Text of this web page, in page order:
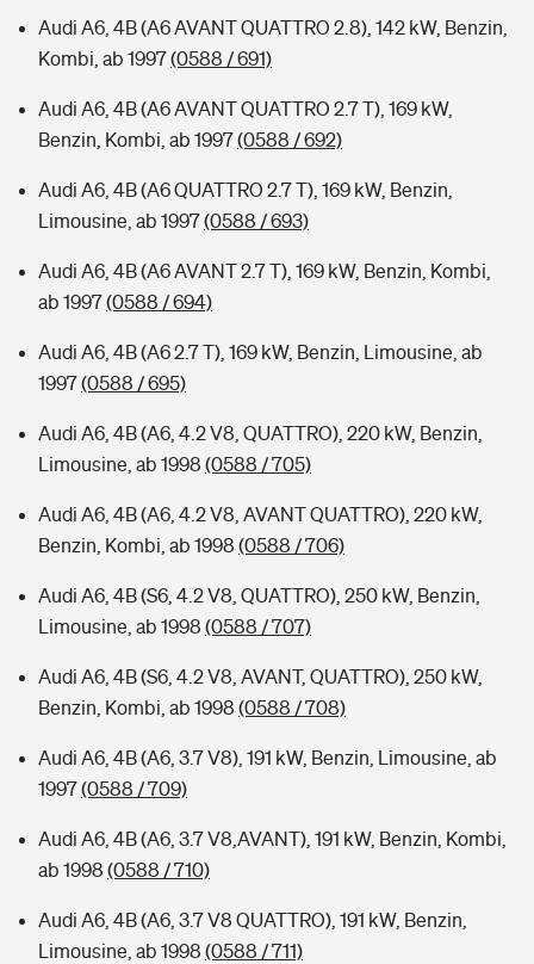
Audi A6, 4B (A6 AVANT QUATTRO 2.8), 142 kW, Benzin,
Kombi, ab 1997(0588 / 691)
Audi A6, 4B (A6 AVANT QUATTRO 2.7 T), 169 kW,
Benzin, Kombi, ab 1997(0588 / 692)
Audi A6, 4B (A6 QUATTRO 2.7 T), 169 kW, Benzin,
Limousine, ab 1997(0588 / 693)
Audi A6, 4B (A6 AVANT 2.7 T), 169 kW, Benzin, Kombi,
ab 1997(0588 / 694)
Audi A6, 4B (A6 2.7 T), 169 kW, Benzin, Limousine, ab
1997(0588 / 695)
Audi A6, 4B (A6, 4.2 V8, QUATTRO), 220 kW, Benzin,
Limousine, ab 1998 (0588 / 705)
Audi A6, 4B (A6, 4.2 V8, AVANT QUATTRO), 220 kW,
Benzin, Kombi, ab 1998 (0588 / 706)
Audi A6, 4B (S6, 4.2 V8, QUATTRO), 250 kW, Benzin,
Limousine, ab 1998 (0588 / 707)
Audi A6, 4B (S6, 4.2 V8, AVANT, QUATTRO), 250 kW,
Benzin, Kombi, ab 1998 (0588 / 708)
Audi A6, 4B (A6, 3.7 V8), 191 kW, Benzin, Limousine, ab
1997(0588 / 709)
Audi A6, 4B (A6, 3.7 V8,AVANT), 191 kW, Benzin, Kombi,
ab 1998 (0588 / 710)
Audi A6, 4B (A6, 3.7 V8 QUATTRO), 191 kW, Benzin,
Limousine, ab 1998 (0588 / 711)